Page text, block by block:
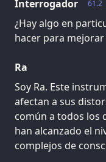
61.2
Interrogador
¿Hay algo en
hacer para
Ra
Soy Ra. Este
afectan a sus
común a todos los
han alcanzado el
complejos de